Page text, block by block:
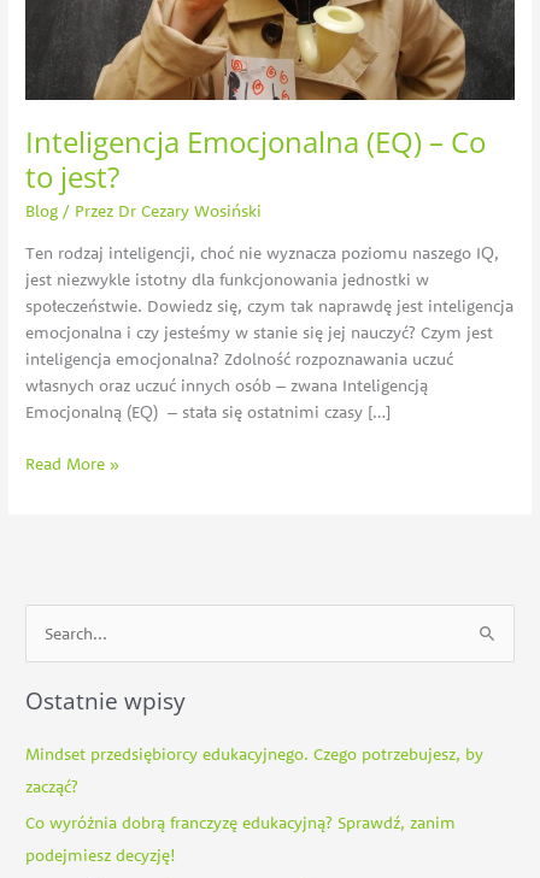
Inteligencja Emocjonalna (EQ) – Co
to jest?
Blog / Przez Dr Cezary Wosiński
Ten rodzaj inteligencji, choć nie wyznacza poziomu naszego IQ,
jest niezwykle istotny dla funkcjonowania jednostki w
społeczeństwie. Dowiedz się, czym tak naprawdę jest inteligencja
emocjonalna i czy jesteśmy w stanie się jej nauczyć? Czym jest
inteligencja emocjonalna? Zdolność rozpoznawania uczuć
własnych oraz uczuć innych osób – zwana Inteligencją
Emocjonalną (EQ) – stała się ostatnimi czasy […]
Read More »
z
u
a
j
d
l
Ostatnie wpisy
Mindset przedsiębiorcy edukacyjnego. Czego potrzebujesz, by
zacząć?
Co wyróżnia dobrą franczyzę edukacyjną? Sprawdź, zanim
podejmiesz decyzję!